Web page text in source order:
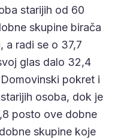
starijih od 60
skupine birača
a radi se o 37,7
glas dalo 32,4
pokret i
osoba, dok je
posto ove dobne
skupine koje